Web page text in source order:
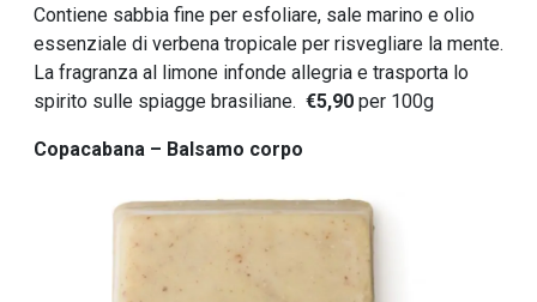
Contiene sabbia fine per esfoliare, sale marino e olio
essenziale di verbena tropicale per risvegliare la mente.
La fragranza al limone infonde allegria e trasporta lo
spirito sulle spiagge brasiliane. €5,90 per 100g
Copacabana – Balsamo corpo